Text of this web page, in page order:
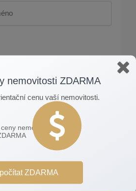
nemovitosti ZDARMA
cenu vaší nemovitosti.
ZDARMA